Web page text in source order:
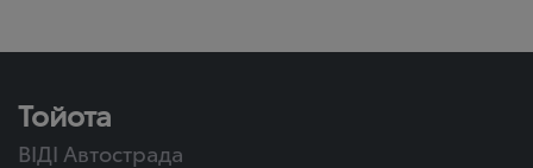
Тойота
ВІДІ Автострада